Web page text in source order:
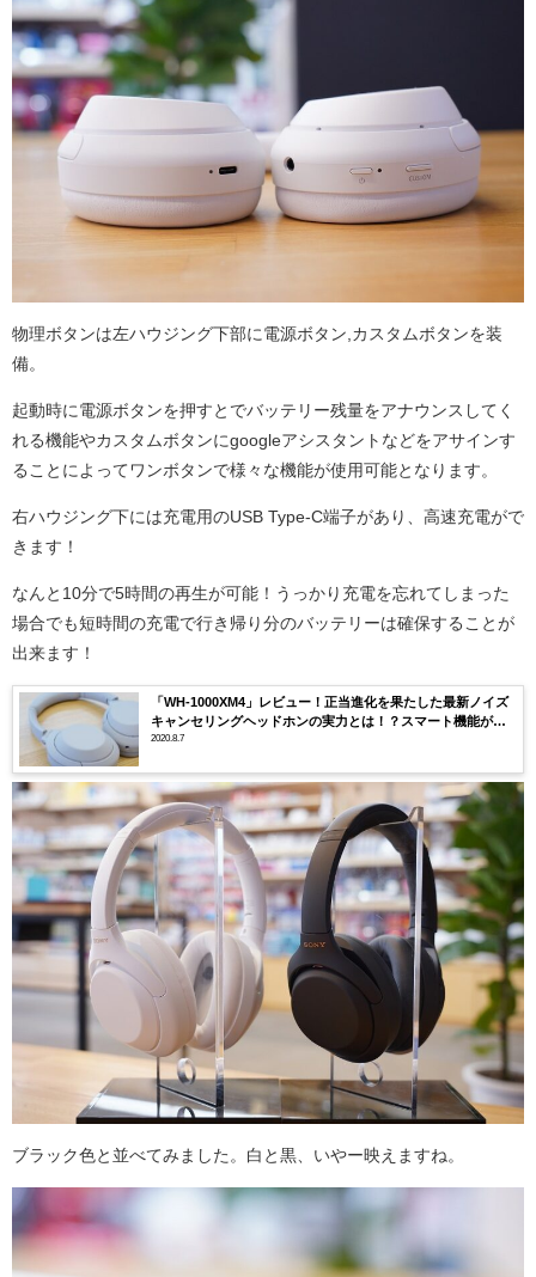
物理ボタンは左ハウジング下部に電源ボタン,カスタムボタンを装
備。
起動時に電源ボタンを押すとでバッテリー残量をアナウンスしてく
れる機能やカスタムボタンにgoogleアシスタントなどをアサインす
ることによってワンボタンで様々な機能が使用可能となります。
右ハウジング下には充電用のUSB Type-C端子があり、高速充電がで
きます！
なんと10分で5時間の再生が可能！うっかり充電を忘れてしまった
場合でも短時間の充電で行き帰り分のバッテリーは確保することが
出来ます！
「WH-1000XM4」レビュー！正当進化を果たした最新ノイズ
キャンセリングヘッドホンの実力とは！？スマート機能がス
ゴいぞ！！
2020.8.7
ブラック色と並べてみました。白と黒、いやー映えますね。